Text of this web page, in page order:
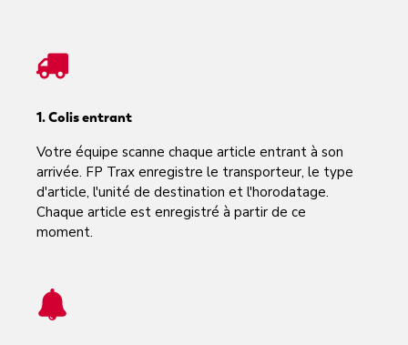
1. Colis entrant
Votre équipe scanne chaque article entrant à son
arrivée. FP Trax enregistre le transporteur, le type
d'article, l'unité de destination et l'horodatage.
Chaque article est enregistré à partir de ce
moment.